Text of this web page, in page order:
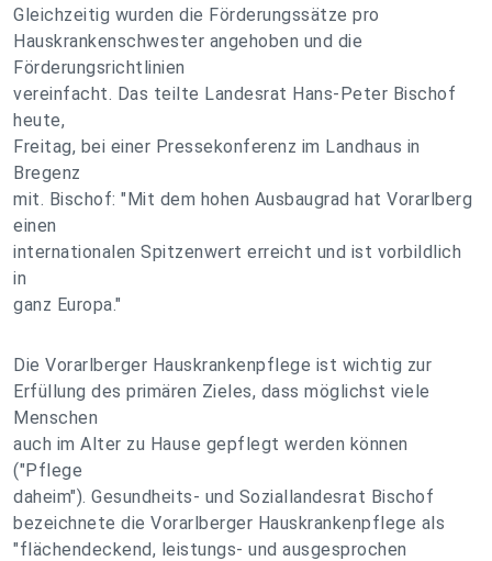
Gleichzeitig wurden die Förderungssätze pro
Hauskrankenschwester angehoben und die
Förderungsrichtlinien
vereinfacht. Das teilte Landesrat Hans-Peter Bischof
heute,
Freitag, bei einer Pressekonferenz im Landhaus in
Bregenz
mit. Bischof: "Mit dem hohen Ausbaugrad hat Vorarlberg
einen
internationalen Spitzenwert erreicht und ist vorbildlich
in
ganz Europa."
Die Vorarlberger Hauskrankenpflege ist wichtig zur
Erfüllung des primären Zieles, dass möglichst viele
Menschen
auch im Alter zu Hause gepflegt werden können
("Pflege
daheim"). Gesundheits- und Soziallandesrat Bischof
bezeichnete die Vorarlberger Hauskrankenpflege als
"flächendeckend, leistungs- und ausgesprochen